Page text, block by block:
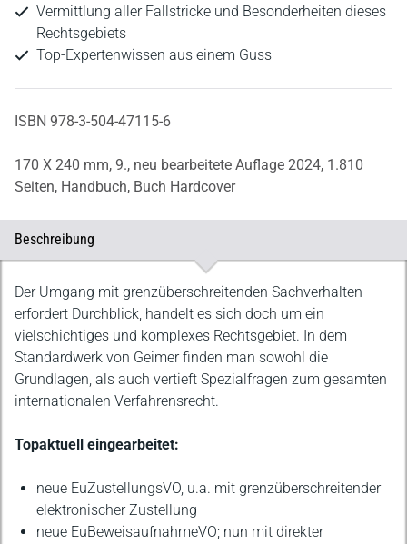
Vermittlung aller Fallstricke und Besonderheiten dieses
Rechtsgebiets
Top-Expertenwissen aus einem Guss
ISBN 978-3-504-47115-6
170 X 240 mm, 9., neu bearbeitete Auflage 2024, 1.810
Seiten, Handbuch, Buch Hardcover
Beschreibung
Beschreibung
Der Umgang mit grenzüberschreitenden Sachverhalten
erfordert Durchblick, handelt es sich doch um ein
vielschichtiges und komplexes Rechtsgebiet. In dem
Standardwerk von Geimer finden man sowohl die
Grundlagen, als auch vertieft Spezialfragen zum gesamten
internationalen Verfahrensrecht.
Topaktuell eingearbeitet:
neue EuZustellungsVO, u.a. mit grenzüberschreitender
elektronischer Zustellung
neue EuBeweisaufnahmeVO; nun mit direkter